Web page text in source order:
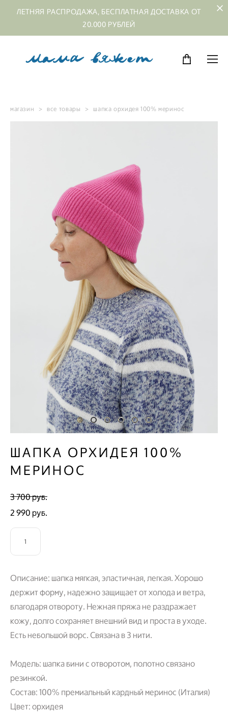
ЛЕТНЯЯ РАСПРОДАЖА, БЕСПЛАТНАЯ ДОСТАВКА ОТ
20.000 РУБЛЕЙ
магазин > все товары > шапка орхидея 100% меринос
ШАПКА ОРХИДЕЯ 100%
МЕРИНОС
3 700 pуб.
2 990 pуб.
Описание: шапка мягкая, эластичная, легкая. Хорошо
держит форму, надежно защищает от холода и ветра,
благодаря отвороту. Нежная пряжа не раздражает
кожу, долго сохраняет внешний вид и проста в уходе.
Есть небольшой ворс. Связана в 3 нити.
Модель: шапка бини с отворотом, полотно связано
резинкой.
Состав: 100% премиальный кардный меринос (Италия)
Цвет: орхидея